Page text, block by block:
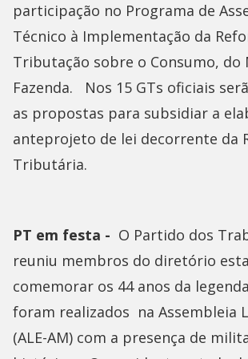
participação no Programa de
Técnico à Implementação da
Tributação sobre o Consumo, do
Fazenda. Nos 15 GTs oficiais
as propostas para subsidiar a
anteprojeto de lei decorrente da
Tributária.
PT em festa - O Partido dos
reuniu membros do diretório
comemorar os 44 anos da
foram realizados na Assembleia
(ALE-AM) com a presença de